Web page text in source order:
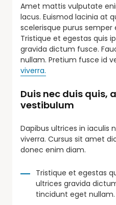
Amet mattis vulputate
lacus. Euismod lacinia at
scelerisque purus
Tristique et egestas quis
gravida dictum fusce.
nullam. Pretium fusce id
viverra.
Duis nec duis quis,
vestibulum
Dapibus ultrices in iaculis
viverra. Cursus sit amet
donec enim diam.
Tristique et egestas
ultrices gravida
tincidunt eget nullam.